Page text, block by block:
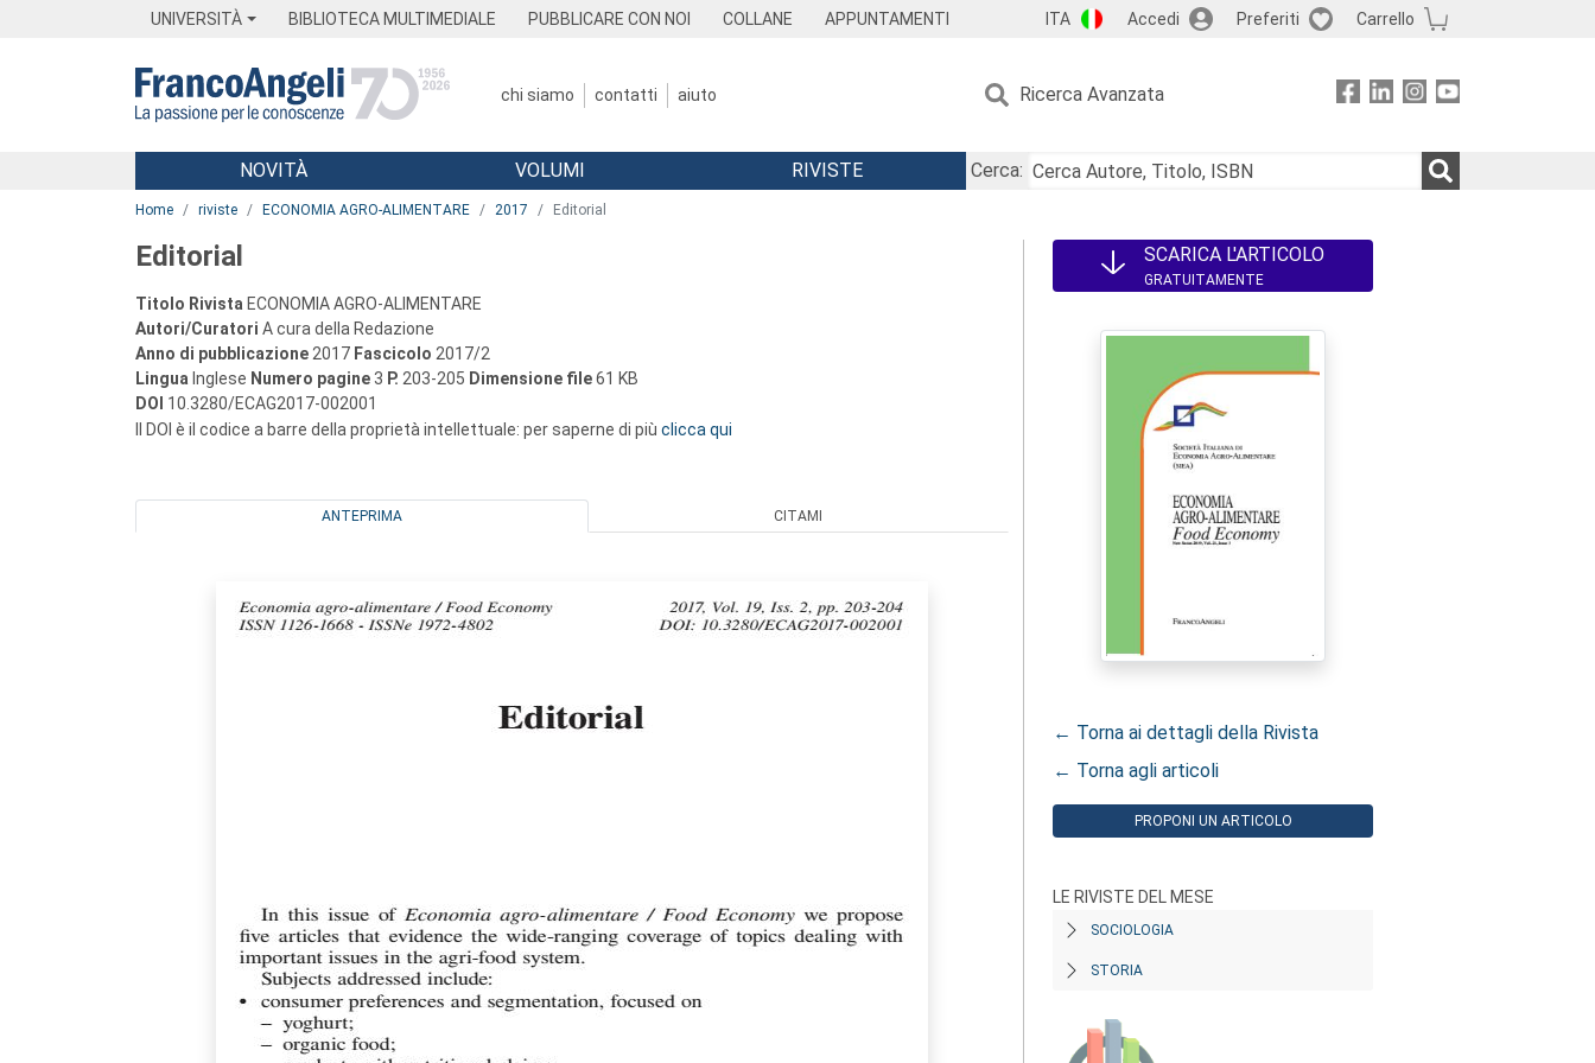
UNIVERSITÀ BIBLIOTECA MULTIMEDIALE PUBBLICARE CON NOI COLLANE APPUNTAMENTI ITA Accedi Preferiti Carrello
chi siamo contatti aiuto Ricerca Avanzata
Menu
NOVITÀ VOLUMI RIVISTE
Cerca:
Home riviste ECONOMIA AGRO-ALIMENTARE 2017 Editorial
Editorial
Titolo Rivista ECONOMIA AGRO-ALIMENTARE
Autori/Curatori A cura della Redazione
Anno di pubblicazione 2017 Fascicolo 2017/2
Lingua Inglese Numero pagine 3 P. 203-205 Dimensione file61 KB
DOI 10.3280/ECAG2017-002001
Il DOI è il codice a barre della proprietà intellettuale: per saperne di più clicca qui
ANTEPRIMA CITAMI
SCARICA L'ARTICOLO
GRATUITAMENTE
← Torna ai dettagli della Rivista
← Torna agli articoli
PROPONI UN ARTICOLO
LE RIVISTE DEL MESE
SOCIOLOGIA
STORIA